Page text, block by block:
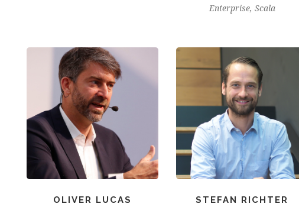
Enterprise, Scala
OLIVER LUCAS STEFAN RICHTER